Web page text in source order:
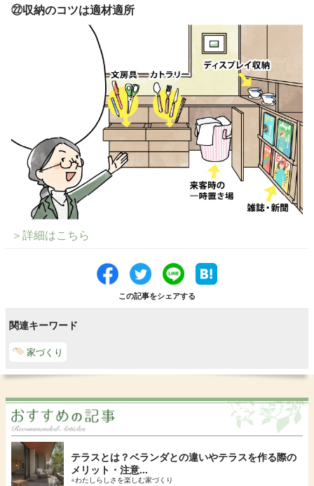
㉒収納のコツは適材適所
＞詳細はこちら
この記事をシェアする
関連キーワード
家づくり
テラスとは？ベランダとの違いやテラスを作る際の
メリット・注意...
●わたしらしさを楽しむ家づくり